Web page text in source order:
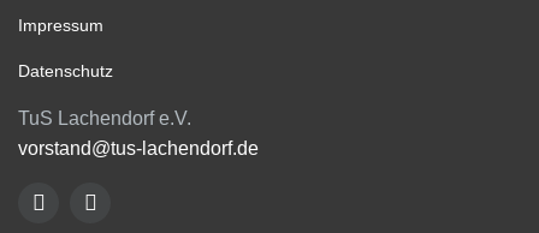
Impressum
Datenschutz
TuS Lachendorf e.V.
vorstand@tus-lachendorf.de